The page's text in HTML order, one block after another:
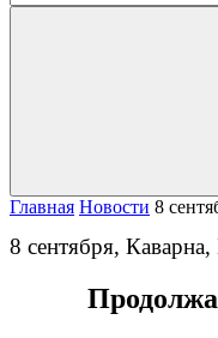
Главная Новости 8
8 сентября, Каварна,